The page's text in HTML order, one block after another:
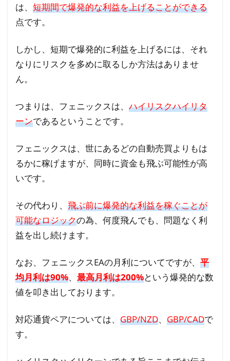
ェ
ニ
ク
ス
の
実
2.1
クテ
スト
2.2
ワー
ドテ
スト
FX
自
動
買
ル
は、 短期間で爆発的な利益を上げることができる
点です。
しかし、短期で爆発的に利益を上げるには、それ
なりにリスクを多めに取るしか方法はありませ
ん。
つまりは、フェニックスは、 ハイリスクハイリタ
ーンであるということです。
フェニックスは、世にあるどの自動売買よりもは
るかに稼げますが、同時に資金も飛ぶ可能性が高
いです。
その代わり、 飛ぶ前に爆発的な利益を稼ぐことが
可能なロジックの為、何度飛んでも、問題なく利
益を出し続けます。
なお、フェニックスEAの月利についてですが、 平
均月利は90%、 最高月利は200%という爆発的な数
値を叩き出しております。
対応通貨ペアについては、 GBP/NZD、 GBP/CADで
す。